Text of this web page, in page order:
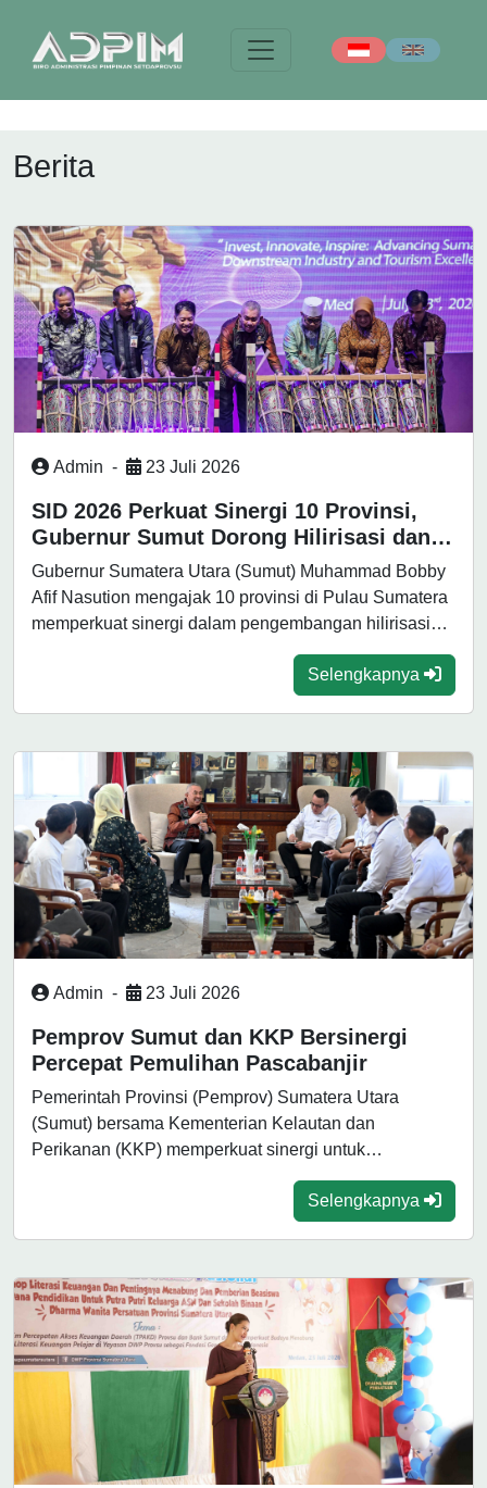
Berita
Admin - 23 Juli 2026
SID 2026 Perkuat Sinergi 10 Provinsi,
Gubernur Sumut Dorong Hilirisasi dan
Pariwisata Sumatera
Gubernur Sumatera Utara (Sumut) Muhammad Bobby
Afif Nasution mengajak 10 provinsi di Pulau Sumatera
memperkuat sinergi dalam pengembangan hilirisasi
Selengkapnya
Admin - 23 Juli 2026
Pemprov Sumut dan KKP Bersinergi
Percepat Pemulihan Pascabanjir
Pemerintah Provinsi (Pemprov) Sumatera Utara
(Sumut) bersama Kementerian Kelautan dan
Perikanan (KKP) memperkuat sinergi untuk
Selengkapnya